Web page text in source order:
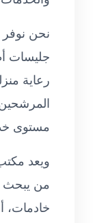
نحن نوفر
جليسات
رعاية
مستوى
ويعد
من
خادمات،